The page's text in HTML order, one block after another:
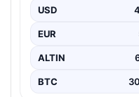
USD
EUR
ALTIN
BTC